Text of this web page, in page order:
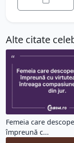
Alte citate
Femeia care
împreună c...